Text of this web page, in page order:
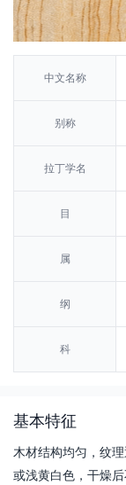
中文名称
别称
拉丁学名
目
属
纲
科
基本特征
木材结构均匀，纹
或浅黄白色，干燥后